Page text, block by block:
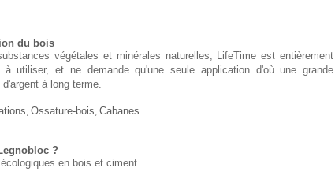
du bois
végétales et minérales naturelles, LifeTime est entièrement
à utiliser, et ne demande qu'une seule application d'où une grande
à long terme.
, Ossature-bois, Cabanes
?
en bois et ciment.